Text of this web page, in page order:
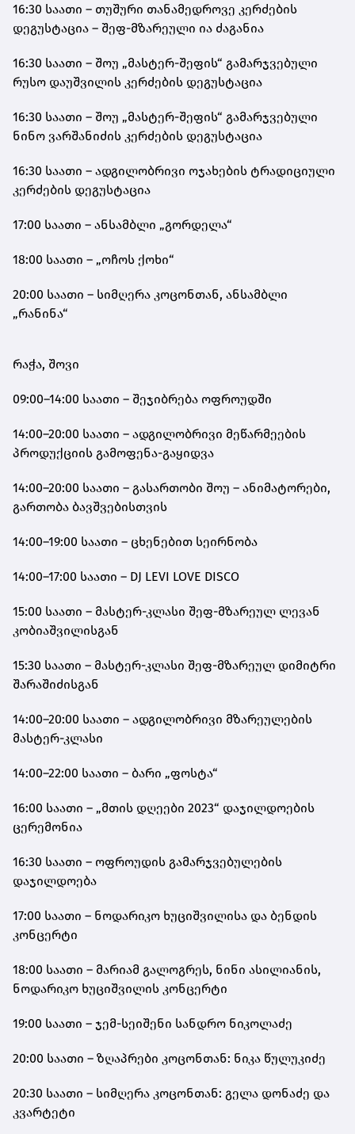
16:30 საათი – თუშური თანამედროვე კერძების
დეგუსტაცია – შეფ-მზარეული ია ძაგანია
16:30 საათი – შოუ „მასტერ-შეფის“ გამარჯვებული
რუსო დაუშვილის კერძების დეგუსტაცია
16:30 საათი – შოუ „მასტერ-შეფის“ გამარჯვებული
ნინო ვარშანიძის კერძების დეგუსტაცია
16:30 საათი – ადგილობრივი ოჯახების ტრადიციული
კერძების დეგუსტაცია
17:00 საათი – ანსამბლი „გორდელა“
18:00 საათი – „ოჩოს ქოხი“
20:00 საათი – სიმღერა კოცონთან, ანსამბლი
„რანინა“
რაჭა, შოვი
09:00–14:00 საათი – შეჯიბრება ოფროუდში
14:00–20:00 საათი – ადგილობრივი მეწარმეების
პროდუქციის გამოფენა-გაყიდვა
14:00–20:00 საათი – გასართობი შოუ – ანიმატორები,
გართობა ბავშვებისთვის
14:00–19:00 საათი – ცხენებით სეირნობა
14:00–17:00 საათი – DJ LEVI LOVE DISCO
15:00 საათი – მასტერ-კლასი შეფ-მზარეულ ლევან
კობიაშვილისგან
15:30 საათი – მასტერ-კლასი შეფ-მზარეულ დიმიტრი
შარაშიძისგან
14:00–20:00 საათი – ადგილობრივი მზარეულების
მასტერ-კლასი
14:00–22:00 საათი – ბარი „ფოსტა“
16:00 საათი – „მთის დღეები 2023“ დაჯილდოების
ცერემონია
16:30 საათი – ოფროუდის გამარჯვებულების
დაჯილდოება
17:00 საათი – ნოდარიკო ხუციშვილისა და ბენდის
კონცერტი
18:00 საათი – მარიამ გალოგრეს, ნინი ასილიანის,
ნოდარიკო ხუციშვილის კონცერტი
19:00 საათი – ჯემ-სეიშენი სანდრო ნიკოლაძე
20:00 საათი – ზღაპრები კოცონთან: ნიკა წულუკიძე
20:30 საათი – სიმღერა კოცონთან: გელა დონაძე და
კვარტეტი